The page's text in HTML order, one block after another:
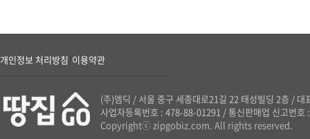
(주)엠딕 / 서울 중구 세종대로21길 22 태성빌딩 2층 / 대
사업자등록번호 : 478-88-01291 /통신판매업 신고번
Copyrightⓒ zipgobiz.com. All rights reserved.
개인정보 처리방침/이용약관